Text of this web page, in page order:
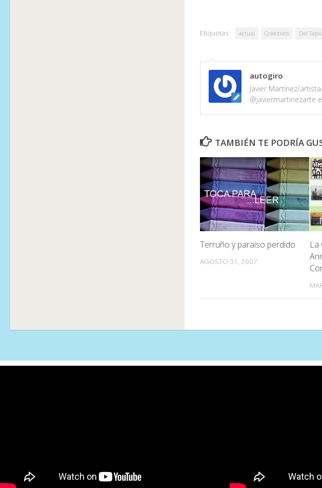
Etiquetas: actual Colectivos Del
autogiro
Javier Martínez/
@javiermartinezarte
TAMBIÉN TE PODRÍA
Terruño y paraíso perdido
AGOSTO 31, 2007
La